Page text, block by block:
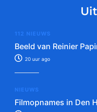
112 NIEUWS
Beeld van Reinier
20 uur ago
NIEUWS
Filmopnames in Den